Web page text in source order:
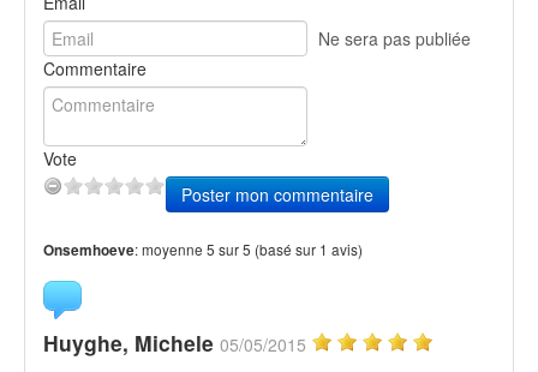
Ne sera pas publiée
Commentaire
Vote
Poster mon commentaire
Onsemhoeve:moyenne 5 sur5 (basé sur 1 avis)
Huyghe, Michele 05/05/2015